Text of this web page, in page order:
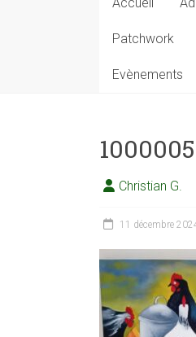
Patchwork
Evènements
Christian G.
11 décembre